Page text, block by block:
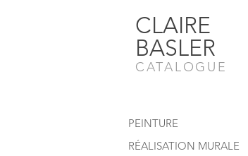
CLAIRE
BASLER
CATALOGUE
PEINTURE
RÉALISATION MURALE